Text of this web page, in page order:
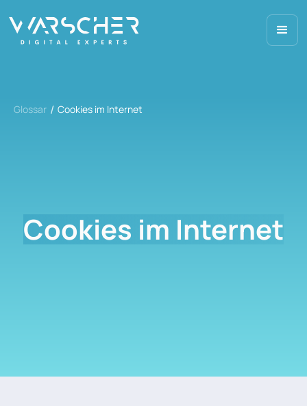
Glossar Cookies im Internet
Cookies im Internet